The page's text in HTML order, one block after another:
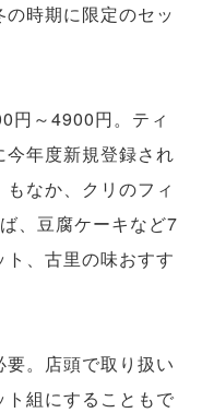
時期に限定のセッ
円～4900円。ティ
年度新規登録され
なか、クリのフィ
、豆腐ケーキなど7
、古里の味おすす
。店頭で取り扱い
組にすることもで